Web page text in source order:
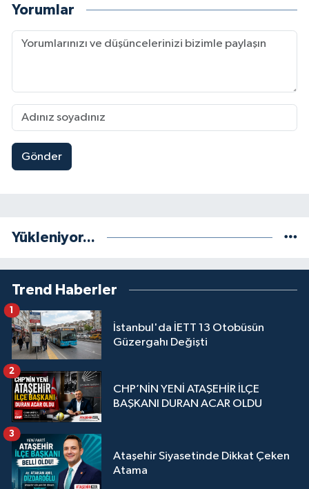
Yorumlar
Gönder
Yükleniyor...
Trend Haberler
İstanbul'da İETT 13 Otobüsün
Güzergahı Değişti
1
CHP’NİN YENİ ATAŞEHİR İLÇE
BAŞKANI DURAN ACAR OLDU
2
Ataşehir Siyasetinde Dikkat Çeken
Atama
3